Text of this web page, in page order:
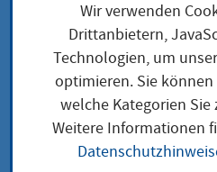
Absolventen der Ersten
zum Vorbereitungsdienst
öffentlichen Schule
Wir verwenden
Drittanbietern,
Technologien, um
optimieren. Sie
welche Kategorien
Weitere Informationen